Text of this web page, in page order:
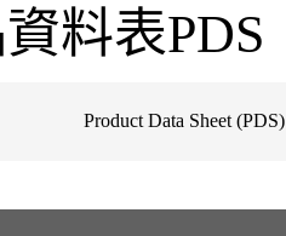
料表PDS
Product Data Sheet (PDS)